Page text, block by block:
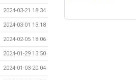
2024-03-21 18:34
2024-03-01 13:18
2024-02-05 18:06
2024-01-29 13:50
2024-01-03 20:04